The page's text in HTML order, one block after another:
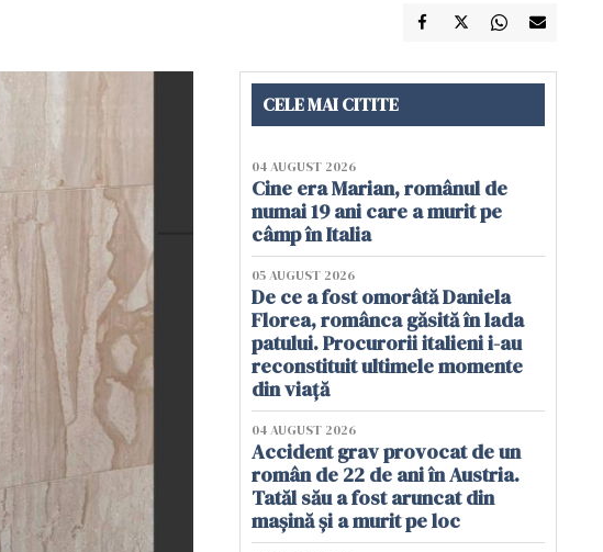
CELE MAI CITITE
04 AUGUST 2026
Cine era Marian, românul de
numai 19 ani care a murit pe
câmp în Italia
05 AUGUST 2026
De ce a fost omorâtă Daniela
Florea, românca găsită în lada
patului. Procurorii italieni i-au
reconstituit ultimele momente
din viață
04 AUGUST 2026
Accident grav provocat de un
român de 22 de ani în Austria.
Tatăl său a fost aruncat din
mașină și a murit pe loc